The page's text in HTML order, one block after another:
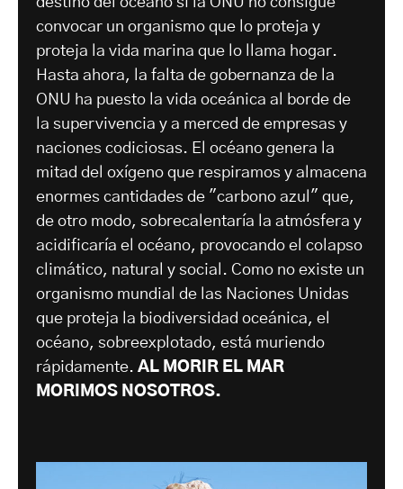
convocar un organismo que lo proteja y
proteja la vida marina que lo llama hogar.
Hasta ahora, la falta de gobernanza de la
ONU ha puesto la vida oceánica al borde de
la supervivencia y a merced de empresas y
naciones codiciosas. El océano genera la
mitad del oxígeno que respiramos y almacena
enormes cantidades de "carbono azul" que,
de otro modo, sobrecalentaría la atmósfera y
acidificaría el océano, provocando el colapso
climático, natural y social. Como no existe un
organismo mundial de las Naciones Unidas
que proteja la biodiversidad oceánica, el
océano, sobreexplotado, está muriendo
rápidamente. AL MORIR EL MAR
MORIMOS NOSOTROS.